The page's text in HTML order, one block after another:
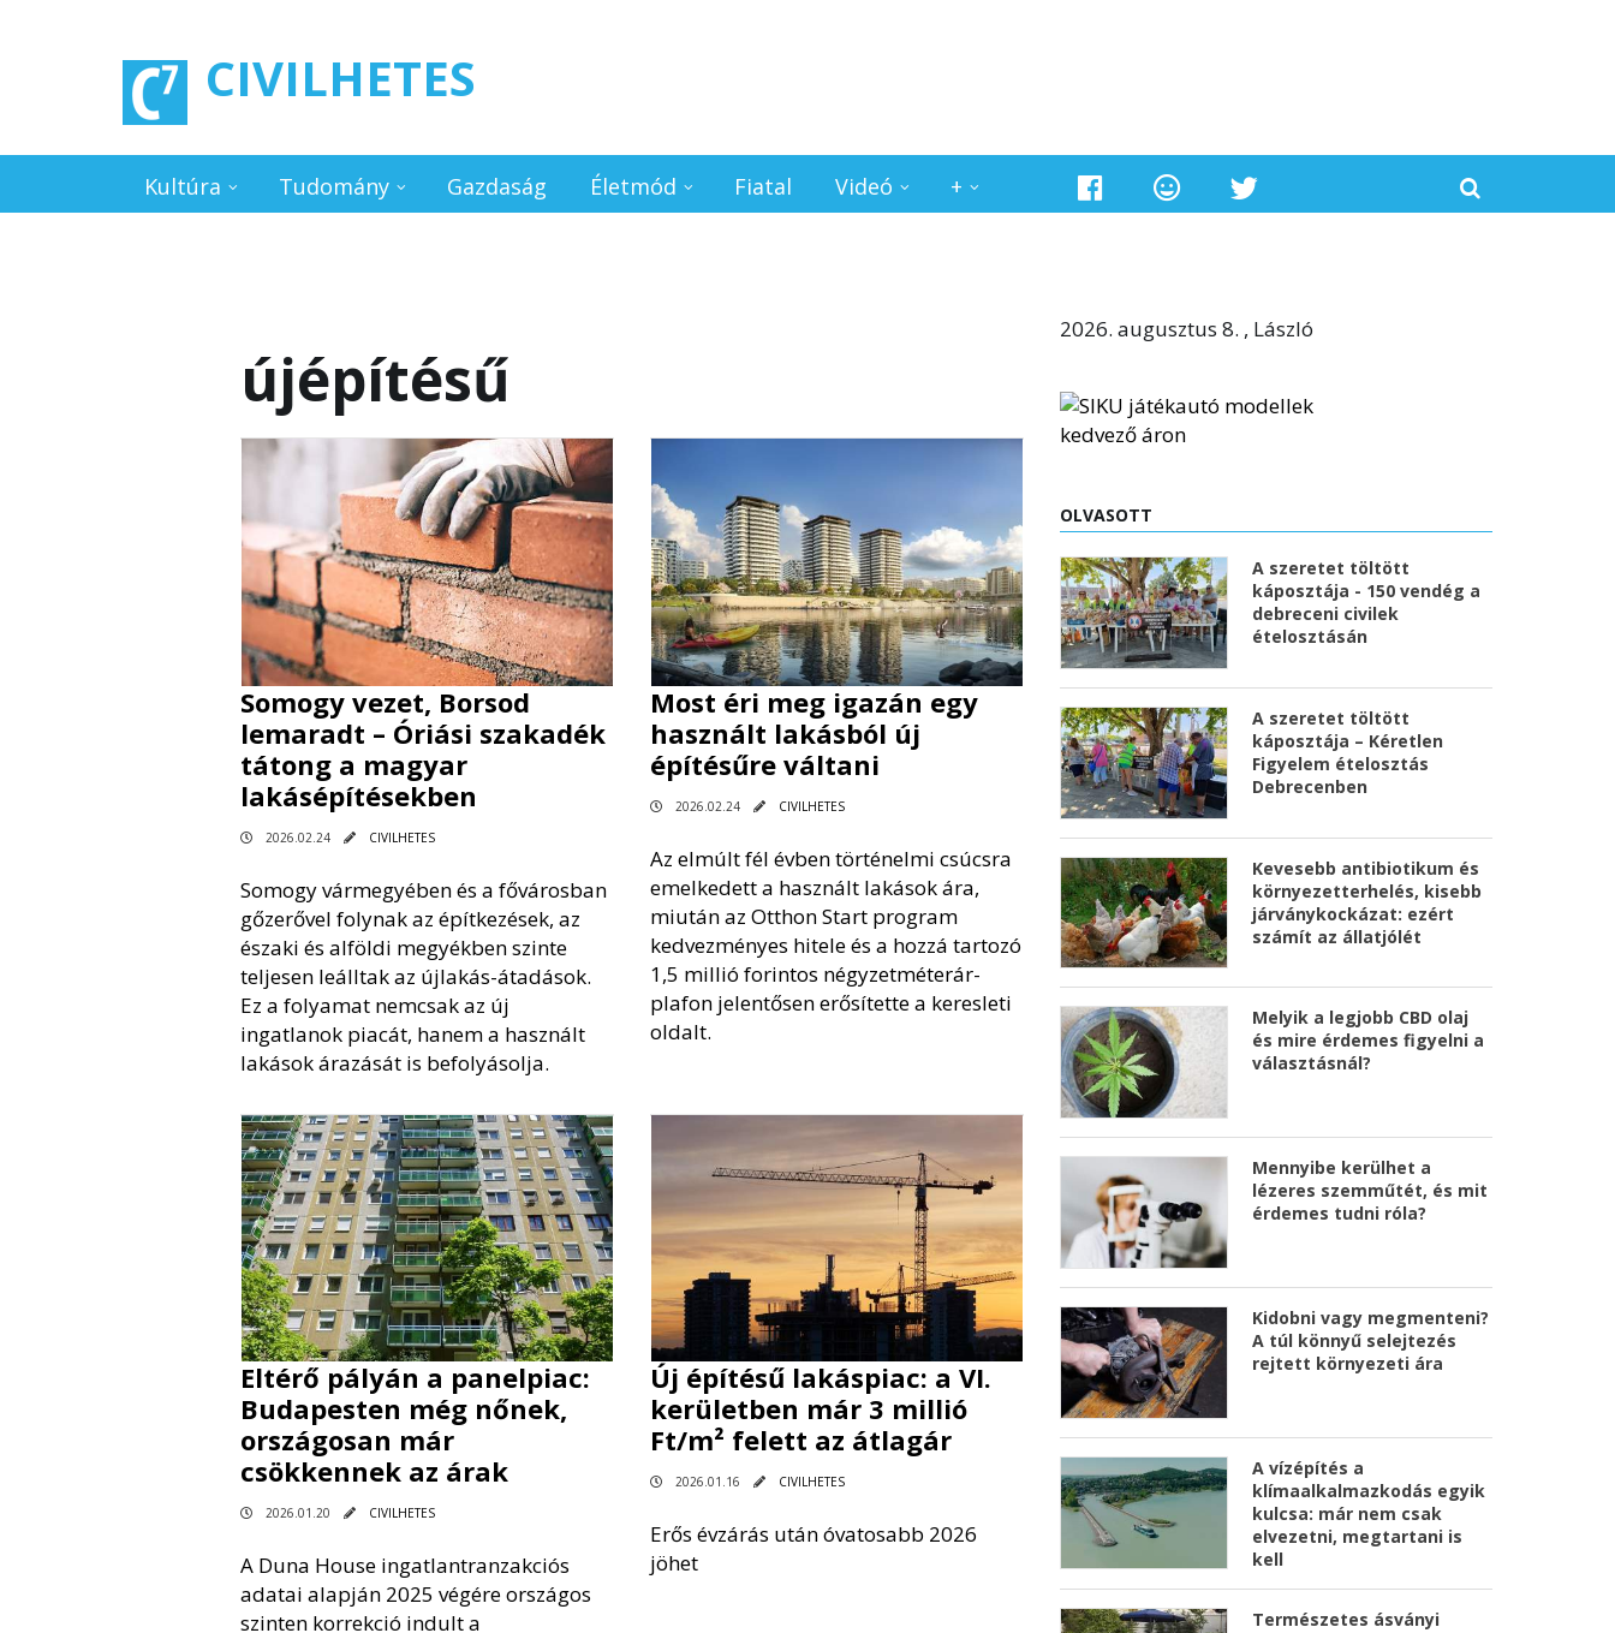
CIVILHETES
Kultúra Tudomány Gazdaság Életmód Fiatal Videó +
újépítésű
Somogy vezet, Borsod
lemaradt – Óriási szakadék
tátong a magyar
lakásépítésekben
2026.02.24 CIVILHETES
Somogy vármegyében és a fővárosban
gőzerővel folynak az építkezések, az
északi és alföldi megyékben szinte
teljesen leálltak az újlakás-átadások.
Ez a folyamat nemcsak az új
ingatlanok piacát, hanem a használt
lakások árazását is befolyásolja.
Most éri meg igazán egy
használt lakásból új
építésűre váltani
2026.02.24 CIVILHETES
Az elmúlt fél évben történelmi csúcsra
emelkedett a használt lakások ára,
miután az Otthon Start program
kedvezményes hitele és a hozzá tartozó
1,5 millió forintos négyzetméterár-
plafon jelentősen erősítette a keresleti
oldalt.
Eltérő pályán a panelpiac:
Budapesten még nőnek,
országosan már
csökkennek az árak
2026.01.20 CIVILHETES
A Duna House ingatlantranzakciós
adatai alapján 2025 végére országos
szinten korrekció indult a
Új építésű lakáspiac: a VI.
kerületben már 3 millió
Ft/m² felett az átlagár
2026.01.16 CIVILHETES
Erős évzárás után óvatosabb 2026
jöhet
2026. augusztus 8. , László
OLVASOTT
A szeretet töltött
káposztája - 150 vendég a
debreceni civilek
ételosztásán
A szeretet töltött
káposztája – Kéretlen
Figyelem ételosztás
Debrecenben
Kevesebb antibiotikum és
környezetterhelés, kisebb
járványkockázat: ezért
számít az állatjólét
Melyik a legjobb CBD olaj
és mire érdemes figyelni a
választásnál?
Mennyibe kerülhet a
lézeres szemműtét, és mit
érdemes tudni róla?
Kidobni vagy megmenteni?
A túl könnyű selejtezés
rejtett környezeti ára
A vízépítés a
klímaalkalmazkodás egyik
kulcsa: már nem csak
elvezetni, megtartani is
kell
Természetes ásványi